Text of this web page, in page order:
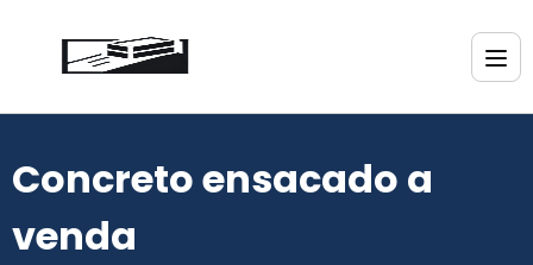
Concreto ensacado a
venda